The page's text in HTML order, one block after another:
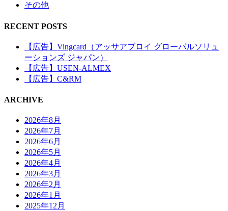
その他
RECENT POSTS
【広告】Vingcard（アッサアブロイ グローバルソリュ
ーションズ ジャパン）
【広告】USEN-ALMEX
【広告】C&RM
ARCHIVE
2026年8月
2026年7月
2026年6月
2026年5月
2026年4月
2026年3月
2026年2月
2026年1月
2025年12月